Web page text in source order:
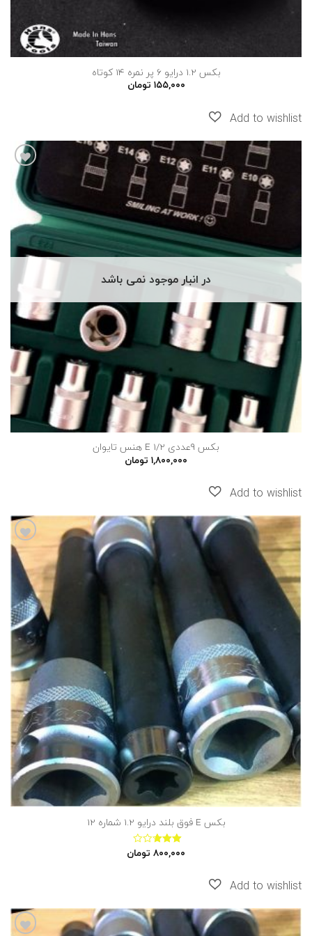
بکس 1.2 درایو 6 پر نمره 14 کوتاه
۱۵۵,۰۰۰ تومان
افزودن
به
علاقه
مندی
در انبار موجود نمی باشد
بکس 9عددی E 1/2 هنس تایوان
۱,۸۰۰,۰۰۰ تومان
افزودن
علاقه
مندی
ها
بکس E فوق بلند درایو 1.2 شماره 12
نمره
2.60
۸۰۰,۰۰۰ تومان